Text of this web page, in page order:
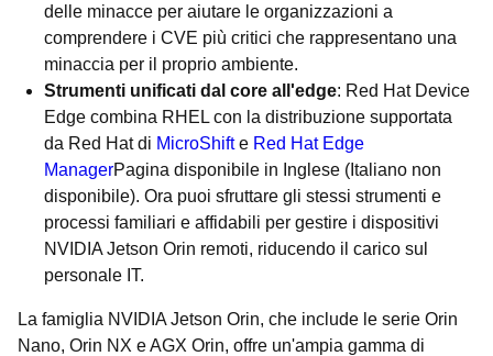
delle minacce per aiutare le organizzazioni a
comprendere i CVE più critici che rappresentano una
minaccia per il proprio ambiente.
Strumenti unificati dal core all'edge: Red Hat Device
Edge combina RHEL con la distribuzione supportata
da Red Hat di MicroShifte Red Hat Edge
ManagerPagina disponibile in Inglese (Italiano non
disponibile). Ora puoi sfruttare gli stessi strumenti e
processi familiari e affidabili per gestire i dispositivi
NVIDIA Jetson Orin remoti, riducendo il carico sul
personale IT.
La famiglia NVIDIA Jetson Orin, che include le serie Orin
Nano, Orin NX e AGX Orin, offre un'ampia gamma di